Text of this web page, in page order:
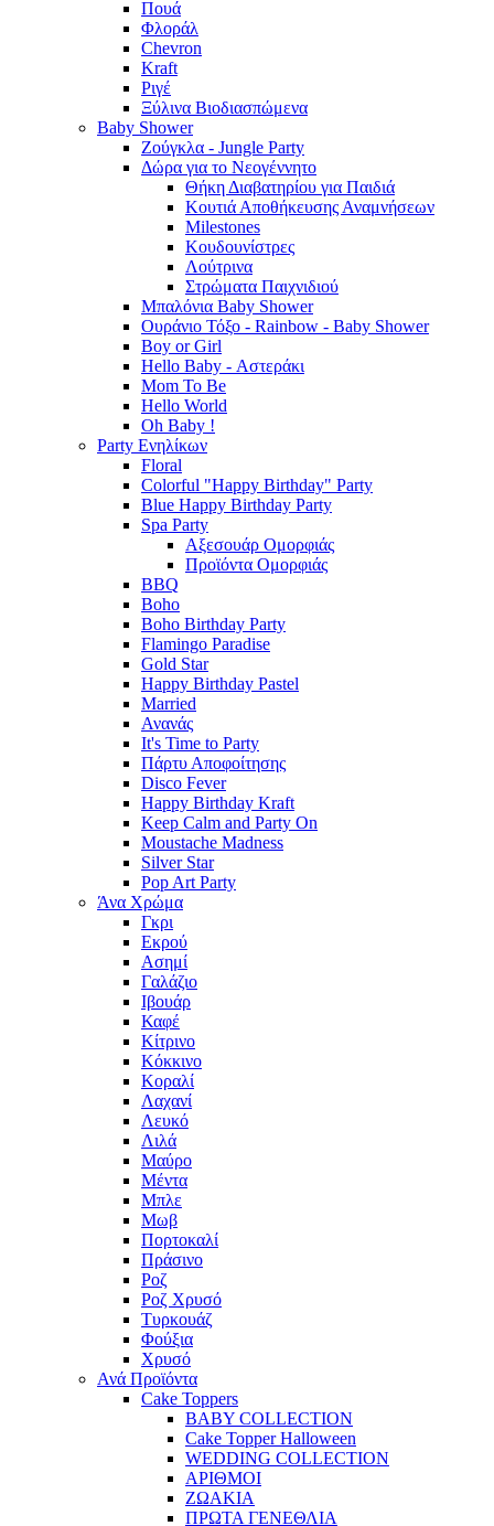
Πουά
Φλοράλ
Chevron
Kraft
Ριγέ
Ξύλινα Βιοδιασπώμενα
Baby Shower
Ζούγκλα - Jungle Party
Δώρα για το Νεογέννητο
Θήκη Διαβατηρίου για Παιδιά
Κουτιά Αποθήκευσης Αναμνήσεων
Milestones
Κουδουνίστρες
Λούτρινα
Στρώματα Παιχνιδιού
Μπαλόνια Baby Shower
Ουράνιο Τόξο - Rainbow - Baby Shower
Boy or Girl
Hello Baby - Αστεράκι
Mom To Be
Hello World
Oh Baby !
Party Ενηλίκων
Floral
Colorful "Happy Birthday" Party
Blue Happy Birthday Party
Spa Party
Αξεσουάρ Ομορφιάς
Προϊόντα Ομορφιάς
BBQ
Boho
Boho Birthday Party
Flamingo Paradise
Gold Star
Happy Birthday Pastel
Married
Ανανάς
It's Time to Party
Πάρτυ Αποφοίτησης
Disco Fever
Happy Birthday Kraft
Keep Calm and Party On
Moustache Madness
Silver Star
Pop Art Party
Άνα Χρώμα
Γκρι
Εκρού
Ασημί
Γαλάζιο
Ιβουάρ
Καφέ
Κίτρινο
Κόκκινο
Κοραλί
Λαχανί
Λευκό
Λιλά
Μαύρο
Μέντα
Μπλε
Μωβ
Πορτοκαλί
Πράσινο
Ροζ
Ροζ Χρυσό
Τυρκουάζ
Φούξια
Χρυσό
Ανά Προϊόντα
Cake Toppers
BABY COLLECTION
Cake Topper Halloween
WEDDING COLLECTION
ΑΡΙΘΜΟΙ
ΖΩΑΚΙΑ
ΠΡΩΤΑ ΓΕΝΕΘΛΙΑ